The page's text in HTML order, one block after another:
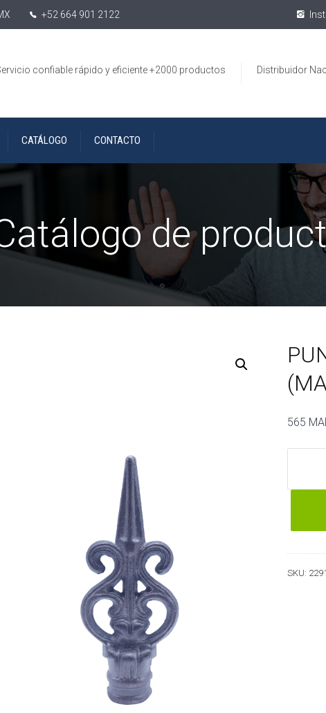
+52 664 901 2122
Distribuidor
confiable rápido y eficiente +2000 productos
CATÁLOGO CONTACTO
de
565
1/2"
SKU: